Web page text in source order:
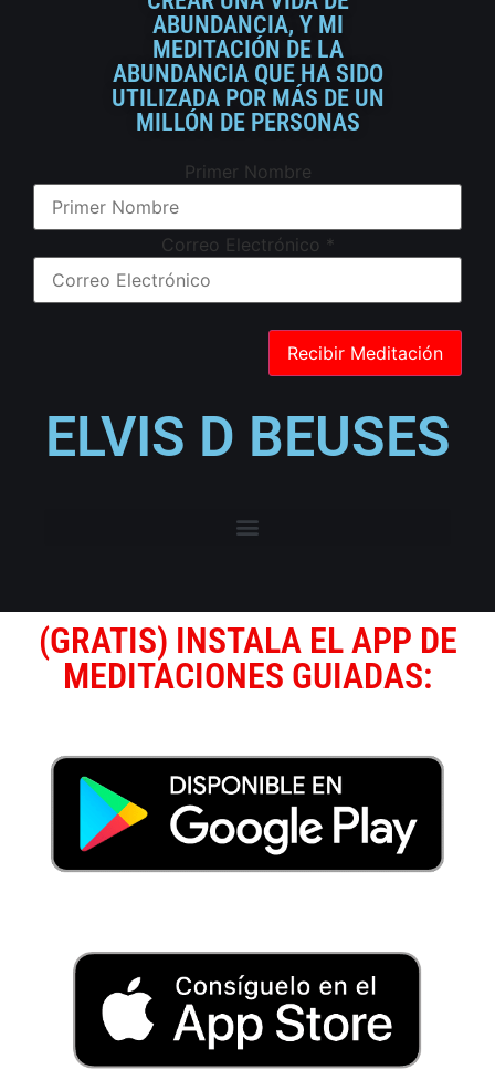
ABUNDANCIA, Y MI
MEDITACIÓN DE LA
ABUNDANCIA QUE HA SIDO
UTILIZADA POR MÁS DE UN
MILLÓN DE PERSONAS
Primer Nombre
Correo Electrónico *
ELVIS D BEUSES
(GRATIS) INSTALA EL APP DE
MEDITACIONES GUIADAS: